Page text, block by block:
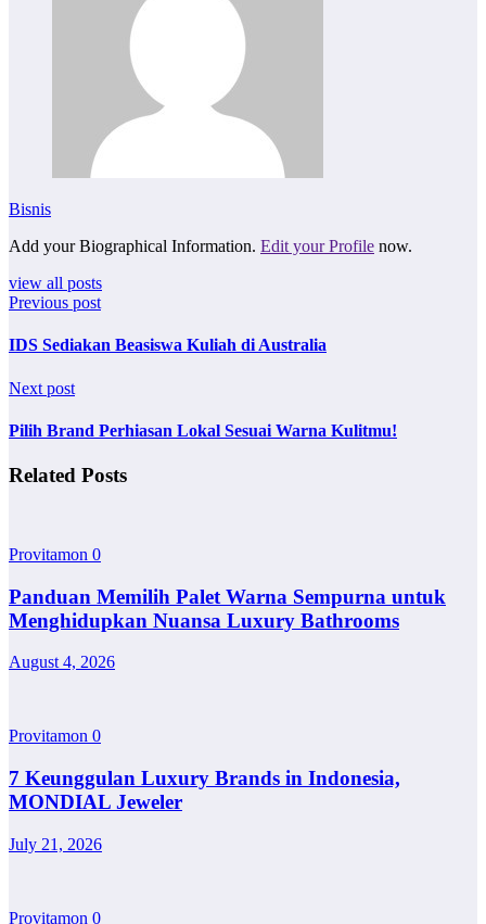
Bisnis
Add your Biographical Information. Edit your Profile now.
view all posts
Previous post
IDS Sediakan Beasiswa Kuliah di Australia
Next post
Pilih Brand Perhiasan Lokal Sesuai Warna Kulitmu!
Related Posts
Provitamon 0
Panduan Memilih Palet Warna Sempurna untuk
Menghidupkan Nuansa Luxury Bathrooms
August 4, 2026
Provitamon 0
7 Keunggulan Luxury Brands in Indonesia,
MONDIAL Jeweler
July 21, 2026
Provitamon 0